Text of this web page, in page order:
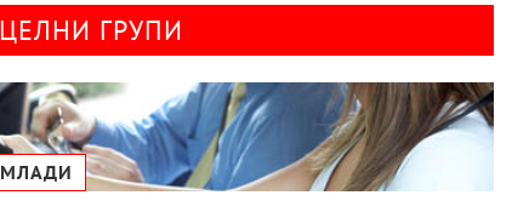
ЦЕЛНИ ГРУПИ
МЛАДИ